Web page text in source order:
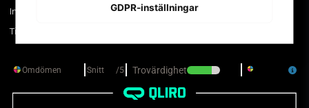
Instagram
TikTok
Skapa konto
GDPR-inställningar